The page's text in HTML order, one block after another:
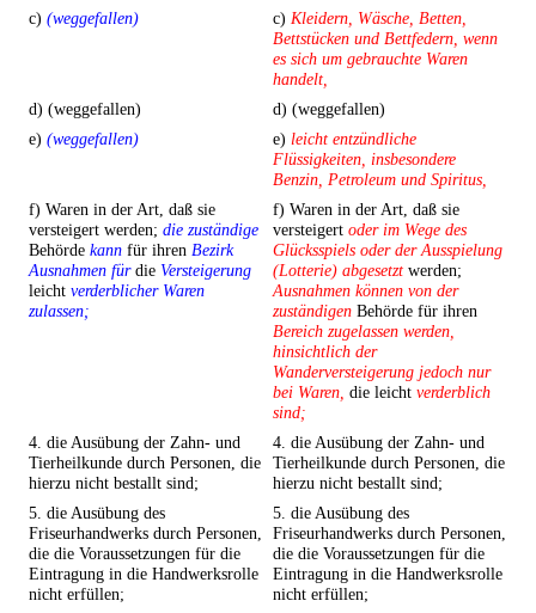
c) (weggefallen) c) Kleidern, Wäsche, Betten,
Bettstücken und Bettfedern, wenn
es sich um gebrauchte Waren
handelt,
d) (weggefallen)
d) (weggefallen)
e) (weggefallen) e) leicht entzündliche
Flüssigkeiten, insbesondere
Benzin, Petroleum und Spiritus,
f) Waren in der Art, daß sie
versteigert werden; die zuständige
Behörde kann für ihren Bezirk
Ausnahmen fürdie Versteigerung
leicht verderblicher Waren
zulassen;
f) Waren in der Art, daß sie
versteigert oder im Wege des
Glücksspiels oder der Ausspielung
(Lotterie) abgesetzt werden;
Ausnahmen können von der
zuständigen Behörde für ihren
Bereich zugelassen werden,
hinsichtlich der
Wanderversteigerung jedoch nur
bei Waren, die leicht verderblich
sind;
4. die Ausübung der Zahn- und
Tierheilkunde durch Personen, die
hierzu nicht bestallt sind;
4. die Ausübung der Zahn- und
Tierheilkunde durch Personen, die
hierzu nicht bestallt sind;
5. die Ausübung des
Friseurhandwerks durch Personen,
die die Voraussetzungen für die
Eintragung in die Handwerksrolle
nicht erfüllen;
5. die Ausübung des
Friseurhandwerks durch Personen,
die die Voraussetzungen für die
Eintragung in die Handwerksrolle
nicht erfüllen;